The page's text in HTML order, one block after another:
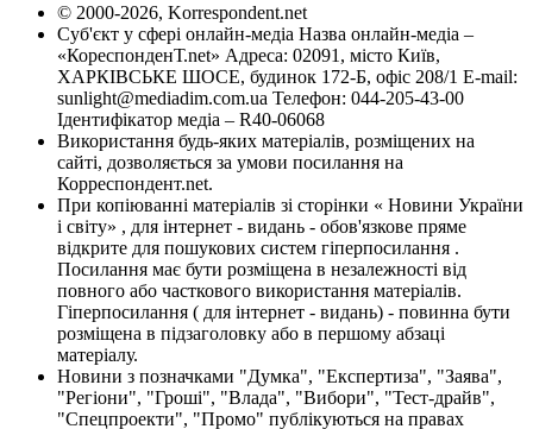
© 2000-2026, Korrespondent.net
Суб'єкт у сфері онлайн-медіа Назва онлайн-медіа –
«КореспонденТ.net» Адреса: 02091, місто Київ,
ХАРКІВСЬКЕ ШОСЕ, будинок 172-Б, офіс 208/1 E-mail:
sunlight@mediadim.com.ua Телефон: 044-205-43-00
Ідентифікатор медіа – R40-06068
Використання будь-яких матеріалів, розміщених на
сайті, дозволяється за умови посилання на
Корреспондент.net.
При копіюванні матеріалів зі сторінки « Новини України
і світу» , для інтернет - видань - обов'язкове пряме
відкрите для пошукових систем гіперпосилання .
Посилання має бути розміщена в незалежності від
повного або часткового використання матеріалів.
Гіперпосилання ( для інтернет - видань) - повинна бути
розміщена в підзаголовку або в першому абзаці
матеріалу.
Новини з позначками "Думка", "Експертиза", "Заява",
"Регіони", "Гроші", "Влада", "Вибори", "Тест-драйв",
"Спецпроекти", "Промо" публікуються на правах